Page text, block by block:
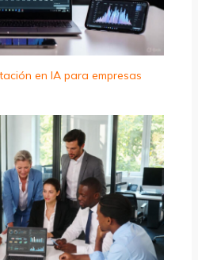
en IA para empresas